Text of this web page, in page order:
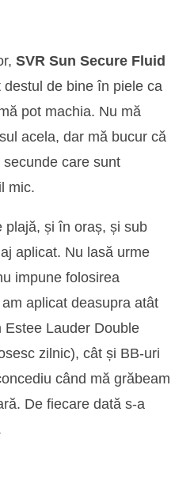
SVR Sun Secure Fluid
destul de bine în piele ca
pot machia. Nu mă
acela, dar mă bucur că
care sunt
mic.
plajă, și în oraș, și sub
aplicat. Nu lasă urme
impune folosirea
aplicat deasupra atât
Lauder Double
zilnic), cât și BB-uri
când mă grăbeam
De fiecare dată s-a